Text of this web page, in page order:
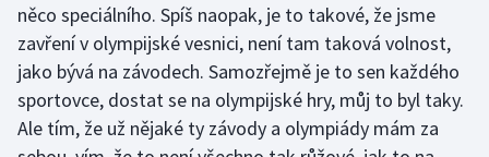
Ostatní
něco speciálního. Spíš naopak, je to takové, že jsme
zavření v olympijské vesnici, není tam taková volnost,
jako bývá na závodech. Samozřejmě je to sen každého
sportovce, dostat se na olympijské hry, můj to byl taky.
Ale tím, že už nějaké ty závody a olympiády mám za